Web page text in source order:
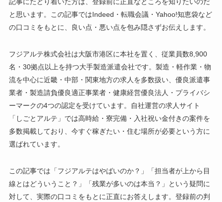
と思います。この記事ではIndeed・転職会議・Yahoo!知恵袋など
の口コミをもとに、良い点・悪い点を包み隠さずお伝えします。
フジアルテ株式会社は大阪市港区に本社を置く、従業員数8,900
名・30拠点以上を持つ大手製造派遣会社です。製造・軽作業・物
流を中心に近畿・中部・関東地方の求人を多数扱い、優良派遣事
業者・製造請負優良適正事業者・健康経営優良法人・プライバシ
ーマークの4つの認定を受けています。自社運営の求人サイト
「しごとアルテ」では高時給・寮完備・入社祝い金付きの案件を
多数掲載しており、今すぐ稼ぎたい・住む場所が必要という方に
選ばれています。
この記事では「フジアルテはやばいのか？」「担当者が上から目
線とはどういうこと？」「残業が多いのは本当？」という疑問に
対して、実際の口コミをもとに正直にお答えします。登録前の判